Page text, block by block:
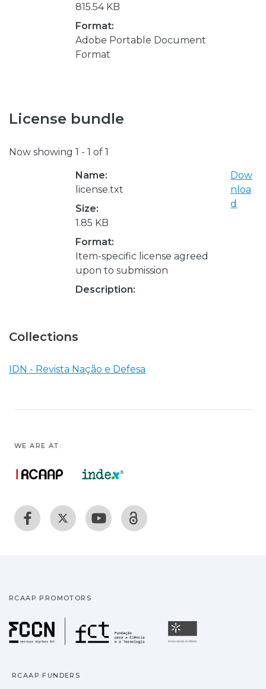
815.54 KB
Format:
Adobe Portable Document
Format
License bundle
Now showing 1 - 1 of 1
Name:
license.txt
Size:
1.85 KB
Format:
Item-specific license agreed
upon to submission
Description:
Dow
nloa
d
Collections
IDN - Revista Nação e Defesa
WE ARE AT:
RCAAP PROMOTORS
Fundação para a
RCAAP FUNDERS